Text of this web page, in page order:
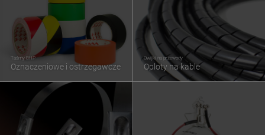
Taśmy BHP
Oznaczeniowe i ostrzegawcze
Owijki na przewody
Oploty na kable